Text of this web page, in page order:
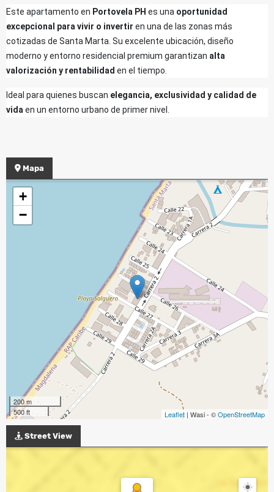
Este apartamento en Portovela PH es una oportunidad
excepcional para vivir o invertir en una de las zonas más
cotizadas de Santa Marta. Su excelente ubicación, diseño
moderno y entorno residencial premium garantizan alta
valorización y rentabilidad en el tiempo.
Ideal para quienes buscan elegancia, exclusividad y calidad de
vida en un entorno urbano de primer nivel.
Mapa
+
−
200 m
500 ft
Leaflet | Wasi - ©OpenStreetMap
Street View